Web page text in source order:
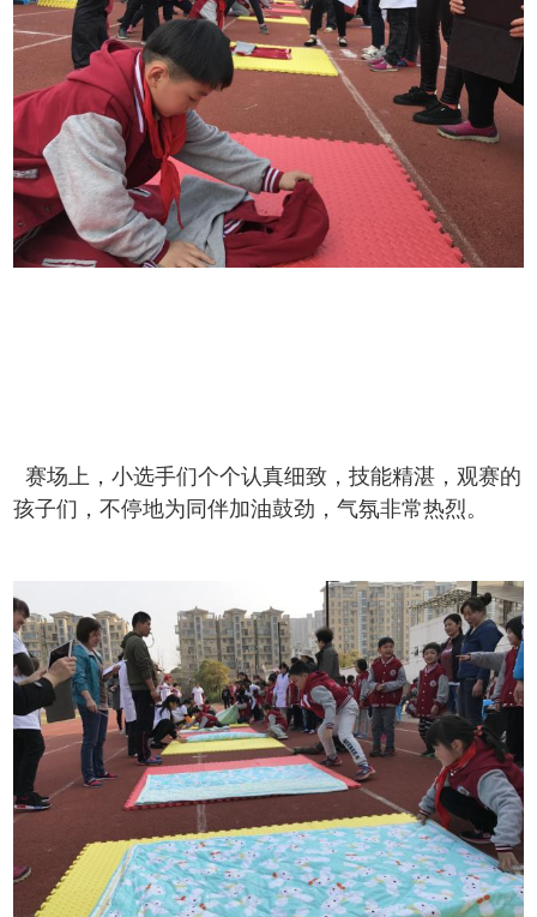
赛场上，小选手们个个认真细致，技能精湛，观赛的
孩子们，不停地为同伴加油鼓劲，气氛非常热烈。